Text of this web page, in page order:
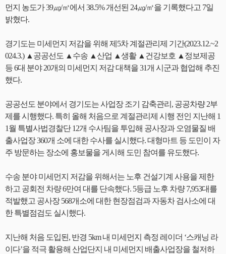
먼지 농도가 39㎍/㎥에서 38.5% 개선된 24㎍/㎥을 기록했다고 7일
밝혔다.
경기도는 미세먼지 저감을 위해 제5차 계절관리제 기간(2023.12.~2
024.3.) ▲공공선도 ▲수송 ▲산업 ▲생활 ▲건강보호 ▲정보제공
등 6대 분야 20개의 미세먼지 저감 대책을 31개 시군과 협업해 추진
했다.
공공선도 분야에서 경기도는 사업장 조기 감축관리, 공공차량 2부
제를 시행했다. 특히 올해 처음으로 계절관리제 시행 전인 지난해 1
1월 특별사법경찰단 12개 수사팀을 투입해 공사장과 오염물질 배
출사업장 360개 소에 대한 수사를 실시했다. 대형마트 등 도민이 자
주 방문하는 장소에 홍보물을 게시해 도민 참여를 유도했다.
수송 분야 미세먼지 저감을 위해서는 노후 건설기계 사용을 제한
하고 공회전 차량 6만여 대를 단속했다. 5등급 노후 차량 7,953대를
적발했고 공사장 568개소에 대한 현장점검과 자동차 검사소에 대
한 특별점검도 실시했다.
지난해 처음 도입된, 반경 5km 내 미세먼지 측정 레이더 ‘스캐닝 라
이다’을 적극 활용해 산업단지 내 미세먼지 배출사업장을 철저하